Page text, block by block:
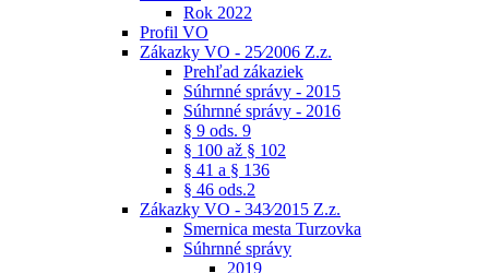
Rok 2022
Profil VO
Zákazky VO - 25⁄2006 Z.z.
Prehľad zákaziek
Súhrnné správy - 2015
Súhrnné správy - 2016
§ 9 ods. 9
§ 100 až § 102
§ 41 a § 136
§ 46 ods.2
Zákazky VO - 343⁄2015 Z.z.
Smernica mesta Turzovka
Súhrnné správy
2019